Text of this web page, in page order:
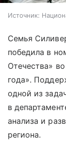
Источник:
Семья
победила в
Отечества»
года».
одной из
в
анализа и
региона.